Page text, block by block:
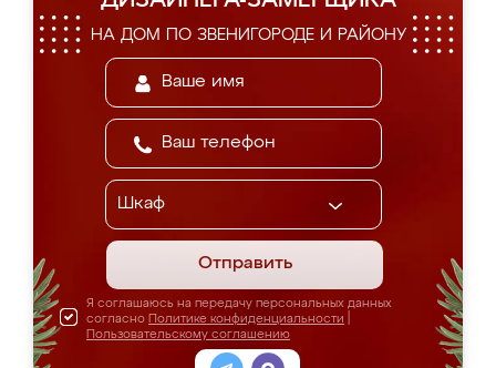
НА ДОМ ПО ЗВЕНИГОРОДЕ И РАЙОНУ
Отправить
Я соглашаюсь на передачу персональных данных
согласно Политике конфиденциальности
Пользовательскому соглашению